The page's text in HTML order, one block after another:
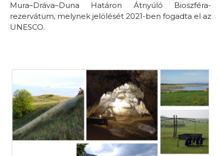
Mura–Dráva–Duna Határon Átnyúló Bioszféra-
rezervátum, melynek jelölését 2021-ben fogadta el az
UNESCO.